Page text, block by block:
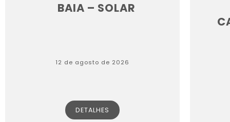
BAIA – SOLAR
12 de agosto de 2026
DETALHES